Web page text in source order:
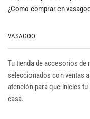
¿Como comprar en
VASAGOO
Tu tienda de accesorios
seleccionados con ventas
atención para que inicies
casa.